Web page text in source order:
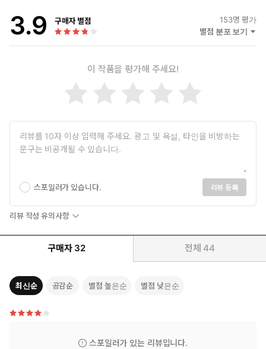
3.9 구매자 별점 153명 평가
별점 분포 보기
이 작품을 평가해 주세요!
스포일러가 있습니다. 리뷰 등록
리뷰 작성 유의사항
구매자 32 전체 44
최신순 공감순 별점 높은순 별점 낮은순
스포일러가 있는 리뷰입니다.